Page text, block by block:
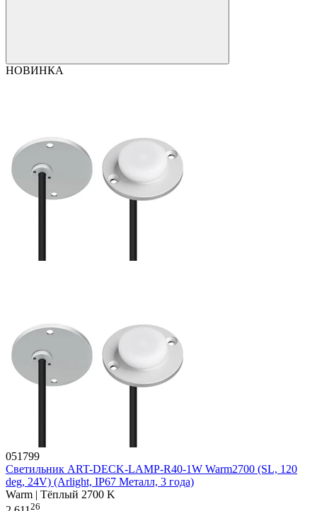
НОВИНКА
051799
Светильник ART-DECK-LAMP-R40-1W Warm2700 (SL, 120
deg, 24V) (Arlight, IP67 Металл, 3 года)
Warm | Тёплый 2700 K
26